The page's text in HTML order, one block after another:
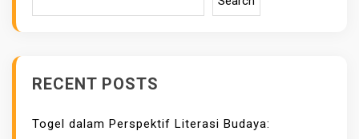
N
RECENT POSTS
Togel dalam Perspektif Literasi Budaya: